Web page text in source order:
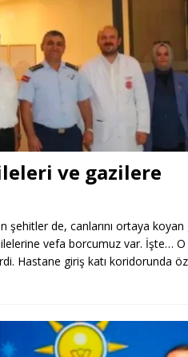
ve gazilere
şehitler de, canlarını ortaya
vefa borcumuz var. İşte… O
Hastane giriş katı koridorunda